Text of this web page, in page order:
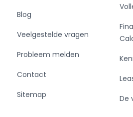
- Motorrijtuigenbelasting: €
- Emissieklasse: Euro 6
Pakket: Pack Relax
- Airco automatisch
Blog
Veelgestelde vragen
Probleem melden
Contact
Sitemap
De